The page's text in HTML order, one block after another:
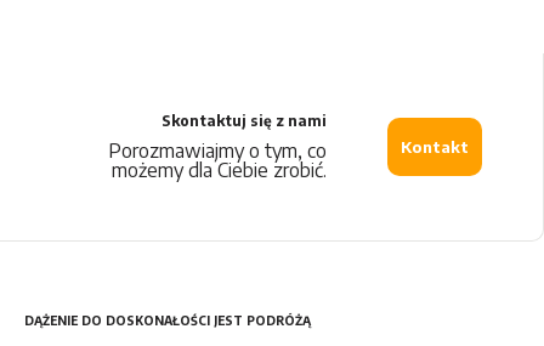
Skontaktuj się z nami
Porozmawiajmy o tym, co
możemy dla Ciebie zrobić.
Kontakt
DĄŻENIE DO DOSKONAŁOŚCI JEST PODRÓŻĄ
MG